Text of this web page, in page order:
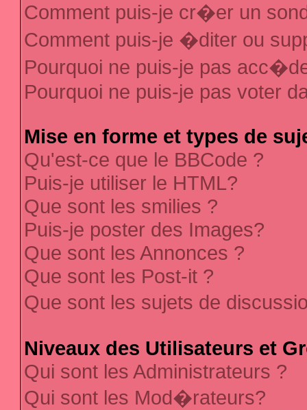
Comment puis-je cr�er un
Comment puis-je �diter ou
Pourquoi ne puis-je pas
Pourquoi ne puis-je pas voter
Mise en forme et types de
Qu'est-ce que le BBCode ?
Puis-je utiliser le HTML?
Que sont les smilies ?
Puis-je poster des Images?
Que sont les Annonces ?
Que sont les Post-it ?
Que sont les sujets de
Niveaux des Utilisateurs et
Qui sont les Administrateurs ?
Qui sont les Mod�rateurs?